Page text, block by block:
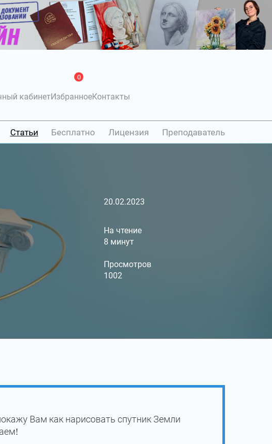
кабинетИзбранное
0
Контакты
Статьи Бесплатно Лицензия Преподаватель
20.02.2023
На чтение
8 минут
Просмотров
1002
Вам как нарисовать спутник Земли